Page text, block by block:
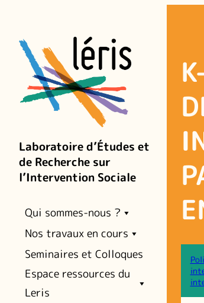
contenu
Laboratoire d’Études et
de Recherche sur
l’Intervention Sociale
Qui sommes-nous ?
Nos travaux en cours
Seminaires et Colloques
Espace ressources du
Leris